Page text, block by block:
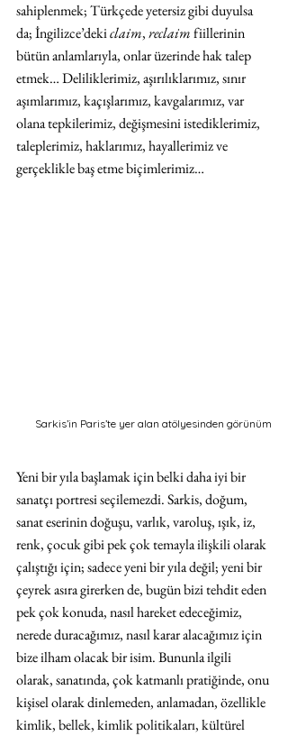
sahiplenmek; Türkçede yetersiz gibi duyulsa
da; İngilizce’deki claim, reclaim fiillerinin
bütün anlamlarıyla, onlar üzerinde hak talep
etmek… Deliliklerimiz, aşırılıklarımız, sınır
aşımlarımız, kaçışlarımız, kavgalarımız, var
olana tepkilerimiz, değişmesini istediklerimiz,
taleplerimiz, haklarımız, hayallerimiz ve
gerçeklikle baş etme biçimlerimiz…
Sarkis’in Paris’te yer alan atölyesinden görünüm
Yeni bir yıla başlamak için belki daha iyi bir
sanatçı portresi seçilemezdi. Sarkis, doğum,
sanat eserinin doğuşu, varlık, varoluş, ışık, iz,
renk, çocuk gibi pek çok temayla ilişkili olarak
çalıştığı için; sadece yeni bir yıla değil; yeni bir
çeyrek asıra girerken de, bugün bizi tehdit eden
pek çok konuda, nasıl hareket edeceğimiz,
nerede duracağımız, nasıl karar alacağımız için
bize ilham olacak bir isim. Bununla ilgili
olarak, sanatında, çok katmanlı pratiğinde, onu
kişisel olarak dinlemeden, anlamadan, özellikle
kimlik, bellek, kimlik politikaları, kültürel